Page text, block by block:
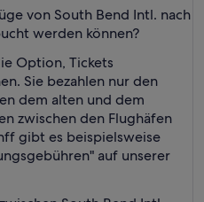
von South Bend Intl. nach
werden können?
Option, Tickets
Sie bezahlen nur den
dem alten und dem
zwischen den Flughäfen
gibt es beispielsweise
auf unserer